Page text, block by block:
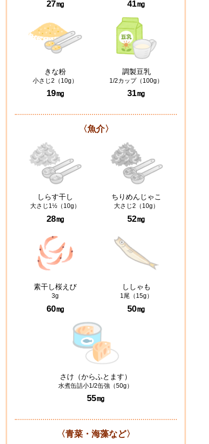
27㎎ 41㎎
きな粉
小さじ2（10g）
19㎎
調製豆乳
1/2カップ（100g）
31㎎
〈魚介〉
しらす干し
大さじ1½（10g）
28㎎
ちりめんじゃこ
大さじ2（10g）
52㎎
素干し桜えび
3g
60㎎
ししゃも
1尾（15g）
50㎎
さけ（からふとます）
水煮缶詰小1/2缶強（50g）
55㎎
〈青菜・海藻など〉